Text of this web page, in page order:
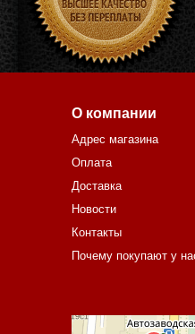
О компании
Адрес магазина
Оплата
Доставка
Новости
Контакты
Почему покупают у